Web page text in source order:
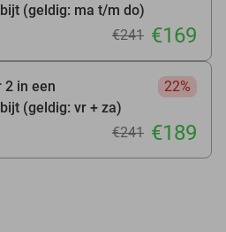
(geldig: ma t/m do)
€241 €169
2 in een
(geldig: vr + za)
22%
€241 €189